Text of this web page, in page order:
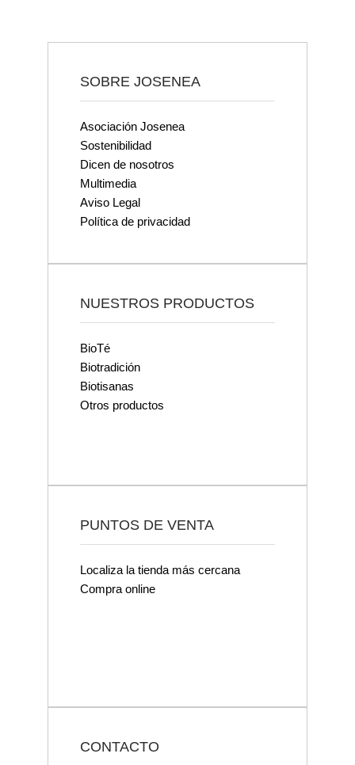
SOBRE JOSENEA
Asociación Josenea
Sostenibilidad
Dicen de nosotros
Multimedia
Aviso Legal
Política de privacidad
NUESTROS PRODUCTOS
BioTé
Biotradición
Biotisanas
Otros productos
PUNTOS DE VENTA
Localiza la tienda más cercana
Compra online
CONTACTO